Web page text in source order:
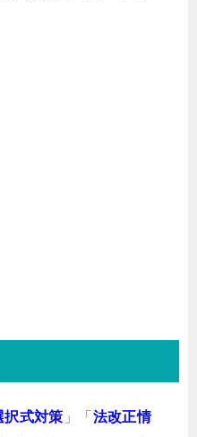
択式対策 」「 法改正情